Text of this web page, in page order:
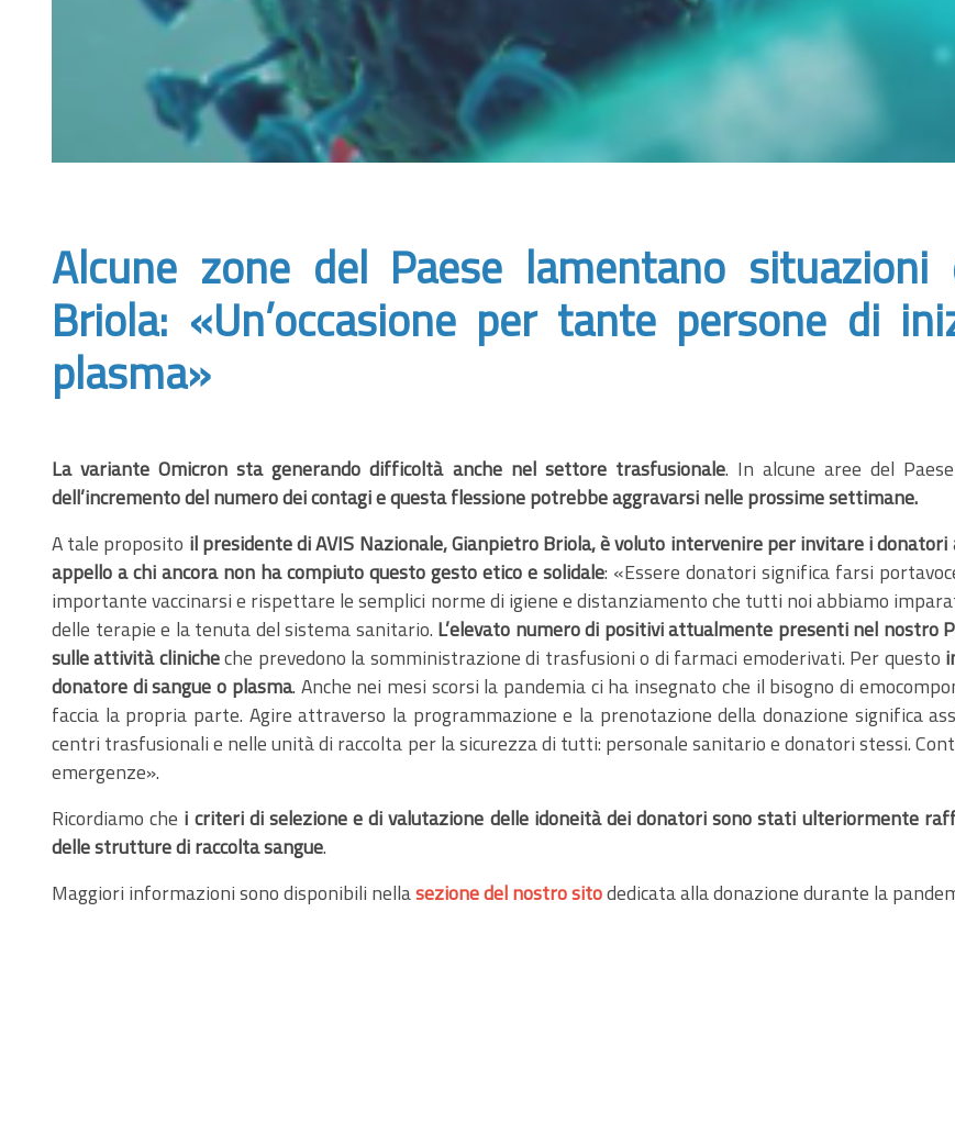
Alcune zone del Paese lamentano
Briola: «Un’occasione per tante persone di
plasma»
La variante Omicron sta generando difficoltà anche nel settore trasfusionale. In alcune aree del
dell’incremento del numero dei contagi e questa flessione potrebbe aggravarsi nelle prossime settimane.
A tale proposito il presidente di AVIS Nazionale, Gianpietro Briola, è voluto intervenire per invitare i
appello a chi ancora non ha compiuto questo gesto etico e solidale: «Essere donatori significa farsi
importante vaccinarsi e rispettare le semplici norme di igiene e distanziamento che tutti noi abbiamo
delle terapie e la tenuta del sistema sanitario. L’elevato numero di positivi attualmente presenti nel nostro
sulle attività clinicheche prevedono la somministrazione di trasfusioni o di farmaci emoderivati. Per questo
donatore di sangue o plasma. Anche nei mesi scorsi la pandemia ci ha insegnato che il bisogno di
faccia la propria parte. Agire attraverso la programmazione e la prenotazione della donazione significa
centri trasfusionali e nelle unità di raccolta per la sicurezza di tutti: personale sanitario e donatori stessi.
emergenze».
Ricordiamo che i criteri di selezione e di valutazione delle idoneità dei donatori sono stati ulteriormente
delle strutture di raccolta sangue.
Maggiori informazioni sono disponibili nellasezione del nostro sitodedicata alla donazione durante la